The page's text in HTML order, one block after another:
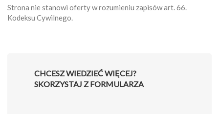
Strona nie stanowi oferty w rozumieniu zapisów art. 66.
Kodeksu Cywilnego.
CHCESZ WIEDZIEĆ WIĘCEJ?
SKORZYSTAJ Z FORMULARZA